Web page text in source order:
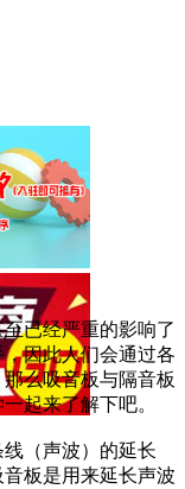
已经严重的影响了
因此人们会通过各
么吸音板与隔音板
起来了解下吧。
（声波）的延长
板是用来延长声波